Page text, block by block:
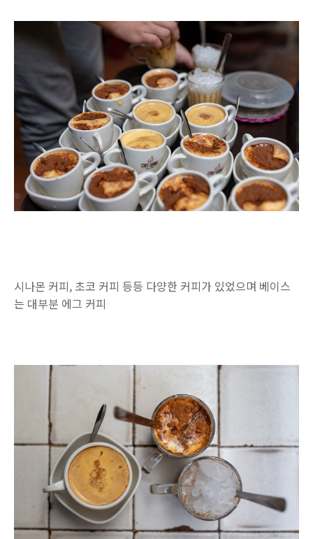
시나몬 커피, 초코 커피 등등 다양한 커피가 있었으며 베이스
는 대부분 에그 커피